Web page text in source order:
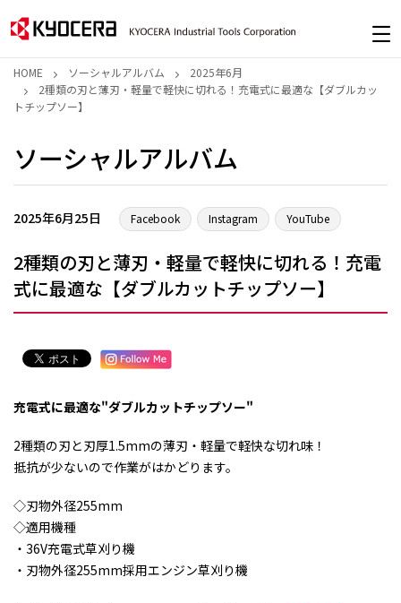
HOME ソーシャルアルバム
2025年6月
2種類の刃と薄刃・軽量で軽快に切れる！充電式に最適な【ダブルカッ
トチップソー】
ソーシャルアルバム
2025年6月25日 Facebook Instagram YouTube
2種類の刃と薄刃・軽量で軽快に切れる！充電
式に最適な【ダブルカットチップソー】
充電式に最適な"ダブルカットチップソー"
2種類の刃と刃厚1.5mmの薄刃・軽量で軽快な切れ味！
抵抗が少ないので作業がはかどります。
◇刃物外径255mm
◇適用機種
・36V充電式草刈り機
・刃物外径255mm採用エンジン草刈り機